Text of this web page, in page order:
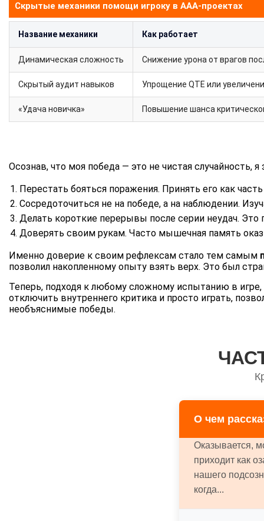
Скрытые механики помощи игроку в AAA-проектах
Название механики Как работает
Динамическая сложность Снижение урона от врагов
Скрытый аудит навыков Упрощение QTE или
«Удача новичка» Повышение шанса
Осознав, что моя победа — это не чистая
Перестать бояться поражения. Принять его как
Сосредоточиться не на победе, а на наблюдении.
Делать короткие перерывы после серии неудач. Это
Доверять своим рукам. Часто мышечная память
Именно доверие к своим рефлексам стало тем самым
позволил накопленному опыту взять верх. Это был
Теперь, подходя к любому сложному испытанию в
отключить внутреннего критика и просто играть,
необъяснимые победы.
О чем
Оказывается,
приходит как
нашего
когда...